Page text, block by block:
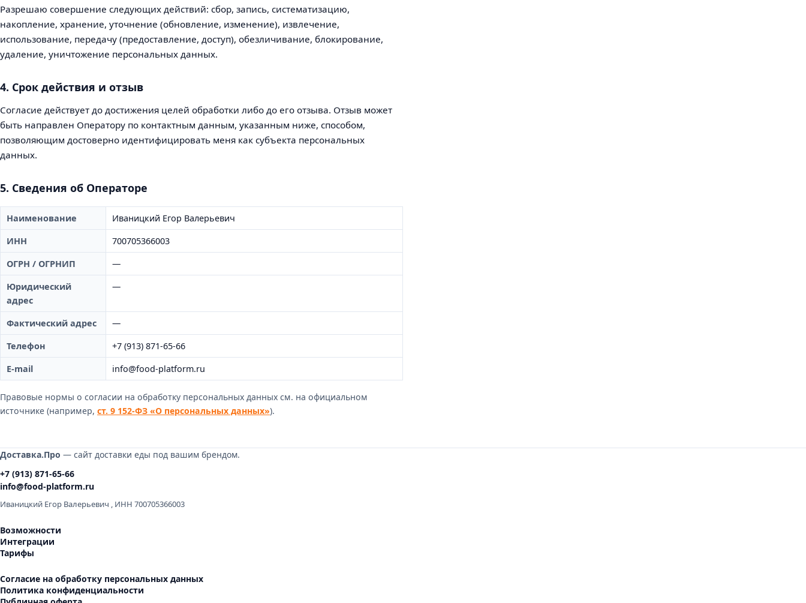
Разрешаю совершение следующих действий: сбор, запись, систематизацию,
накопление, хранение, уточнение (обновление, изменение), извлечение,
использование, передачу (предоставление, доступ), обезличивание, блокирование,
удаление, уничтожение персональных данных.
4. Срок действия и отзыв
Согласие действует до достижения целей обработки либо до его отзыва. Отзыв может
быть направлен Оператору по контактным данным, указанным ниже, способом,
позволяющим достоверно идентифицировать меня как субъекта персональных
данных.
5. Сведения об Операторе
Наименование
Иваницкий Егор Валерьевич
ИНН
700705366003
ОГРН / ОГРНИП
—
Юридический
адрес
—
Фактический адрес
—
Телефон
+7 (913) 871-65-66
E-mail
info@food-platform.ru
Правовые нормы о согласии на обработку персональных данных см. на официальном
источнике (например, ст. 9 152-ФЗ «О персональных данных»).
Доставка.Про — сайт доставки еды под вашим брендом.
+7 (913) 871-65-66
info@food-platform.ru
Иваницкий Егор Валерьевич , ИНН 700705366003
Возможности
Интеграции
Тарифы
Согласие на обработку персональных данных
Политика конфиденциальности